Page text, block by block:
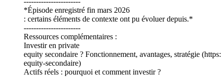
*Épisode enregistré fin mars 2026
: certains éléments de contexte ont pu évoluer depuis.*
-----------------------
Ressources complémentaires :
Investir en private
equity secondaire ? Fonctionnement, avantages, stratégie
equity-secondaire)
Actifs réels : pourquoi et comment investir ?